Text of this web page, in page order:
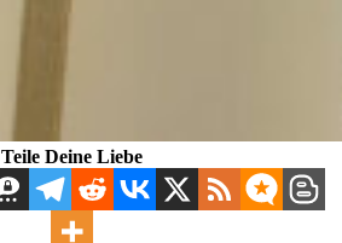
Teile Deine Liebe